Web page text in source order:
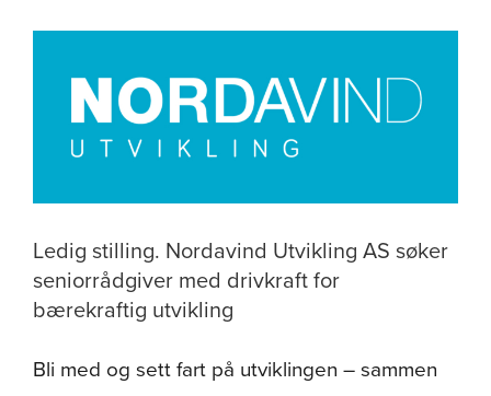
Nord»
Ledig stilling. Nordavind Utvikling AS søker
seniorrådgiver med drivkraft for
bærekraftig utvikling
Bli med og sett fart på utviklingen – sammen